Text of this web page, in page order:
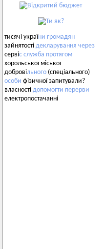
тисячі україни громадян
зайнятості декларування через
сервіс служба протягом
хорольської міської
добровільного (спеціального)
особи фізичної запитували?
власності допомогти перерви
електропостачанні